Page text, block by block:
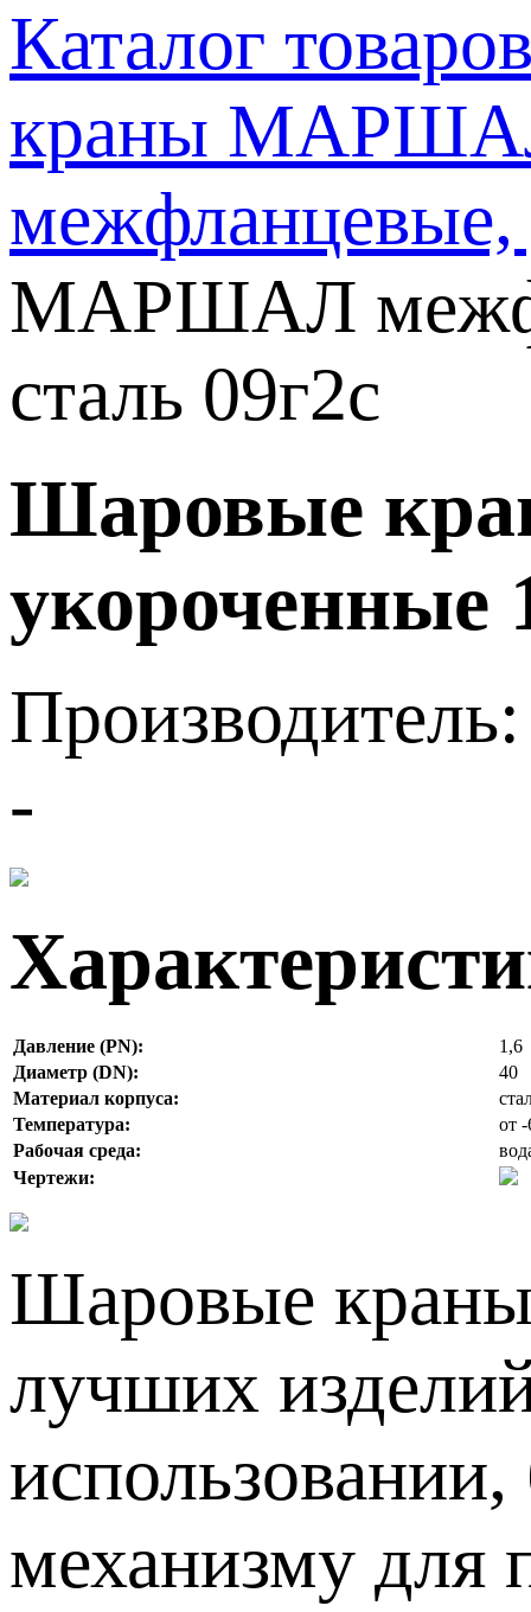
Каталог
краны
межфланцевые,
МАРШАЛ
сталь 09г2с
Шаровые
укороченные
Производитель:
-
Давление (PN):
1,6
Диаметр (DN):
40
Материал корпуса:
Температура:
от
Рабочая среда:
Чертежи:
Шаровые
лучших
механизму для